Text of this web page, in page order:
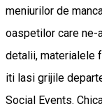
meniurilor de
oaspetilor care ne-
detalii, materialele
iti lasi grijile
Social Events.